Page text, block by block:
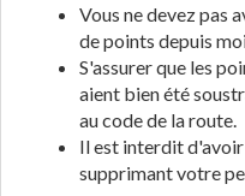
Vous ne devez pas
de points depuis
S'assurer que les
aient bien été
au code de la route.
Il est interdit
supprimant votre